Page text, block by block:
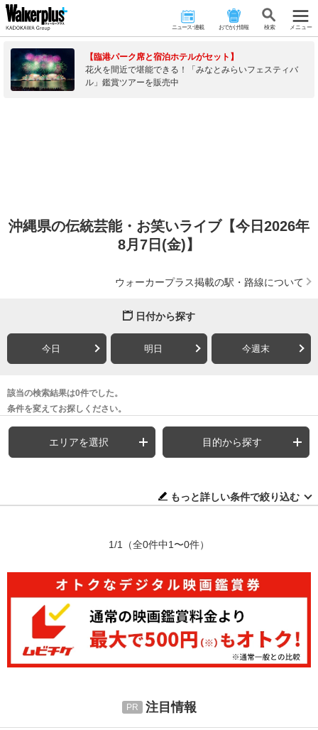
ニュース･連載 おでかけ情報 検 索 メニュー
【臨港パーク席と宿泊ホテルがセット】
花火を間近で堪能できる！「みなとみらいフェスティバ
ル」鑑賞ツアーを販売中
沖縄県の伝統芸能・お笑いライブ【今日2026年
8月7日(金)】
ウォーカープラス掲載の駅・路線について
日付から探す
今日 明日 今週末
該当の検索結果は0件でした。
条件を変えてお探しください。
エリアを選択 目的から探す
もっと詳しい条件で絞り込む
1/1 （全0件中1〜0件）
注目情報